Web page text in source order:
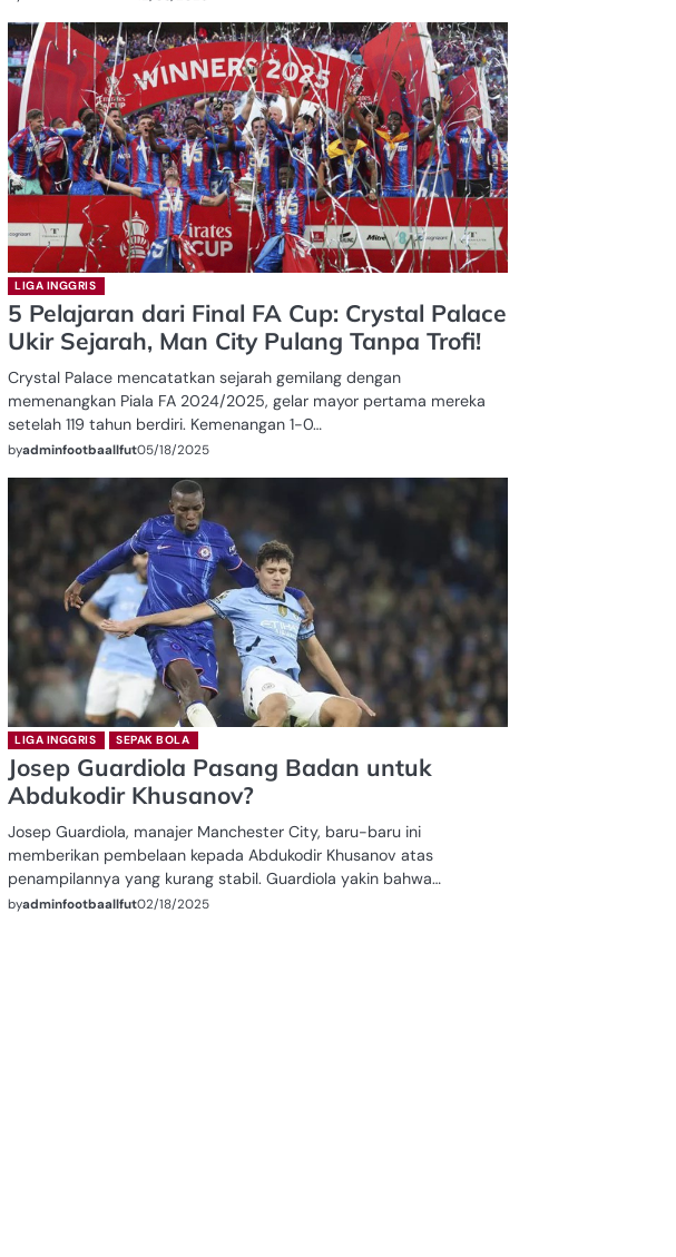
LIGA INGGRIS
5 Pelajaran dari Final FA Cup: Crystal Palace
Ukir Sejarah, Man City Pulang Tanpa Trofi!
Crystal Palace mencatatkan sejarah gemilang dengan
memenangkan Piala FA 2024/2025, gelar mayor pertama mereka
setelah 119 tahun berdiri. Kemenangan 1-0…
byadminfootbaallfut05/18/2025
LIGA INGGRIS SEPAK BOLA
Josep Guardiola Pasang Badan untuk
Abdukodir Khusanov?
Josep Guardiola, manajer Manchester City, baru-baru ini
memberikan pembelaan kepada Abdukodir Khusanov atas
penampilannya yang kurang stabil. Guardiola yakin bahwa…
byadminfootbaallfut02/18/2025